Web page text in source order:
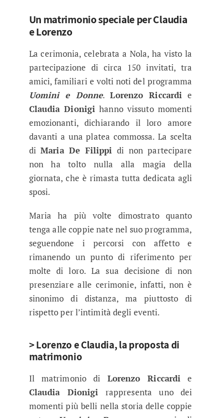
Un matrimonio speciale per Claudia
e Lorenzo
La cerimonia, celebrata a Nola, ha visto la
partecipazione di circa 150 invitati, tra
amici, familiari e volti noti del programma
Uomini e Donne.Lorenzo Riccardi e
Claudia Dionigi hanno vissuto momenti
emozionanti, dichiarando il loro amore
davanti a una platea commossa. La scelta
diMaria De Filippi di non partecipare
non ha tolto nulla alla magia della
giornata, che è rimasta tutta dedicata agli
sposi.
Maria ha più volte dimostrato quanto
tenga alle coppie nate nel suo programma,
seguendone i percorsi con affetto e
rimanendo un punto di riferimento per
molte di loro. La sua decisione di non
presenziare alle cerimonie, infatti, non è
sinonimo di distanza, ma piuttosto di
rispetto per l’intimità degli eventi.
> Lorenzo e Claudia, la proposta di
matrimonio
Il matrimonio di Lorenzo Riccardi e
Claudia Dionigi rappresenta uno dei
momenti più belli nella storia delle coppie